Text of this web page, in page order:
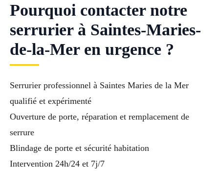
Pourquoi contacter notre
serrurier à Saintes-Maries-
de-la-Mer en urgence ?
Serrurier professionnel à Saintes Maries de la Mer
qualifié et expérimenté
Ouverture de porte, réparation et remplacement de
serrure
Blindage de porte et sécurité habitation
Intervention 24h/24 et 7j/7